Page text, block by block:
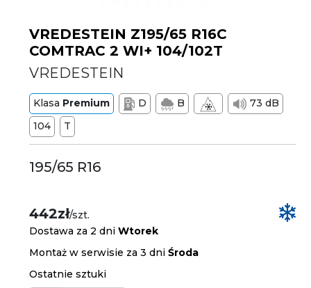
VREDESTEIN Z195/65 R16C
COMTRAC 2 WI+ 104/102T
VREDESTEIN
Klasa Premium D B
73 dB
104
T
195/65 R16
442zł/szt.
Dostawa za 2 dniWtorek
Montaż w serwisie za 3 dniŚroda
Ostatnie sztuki